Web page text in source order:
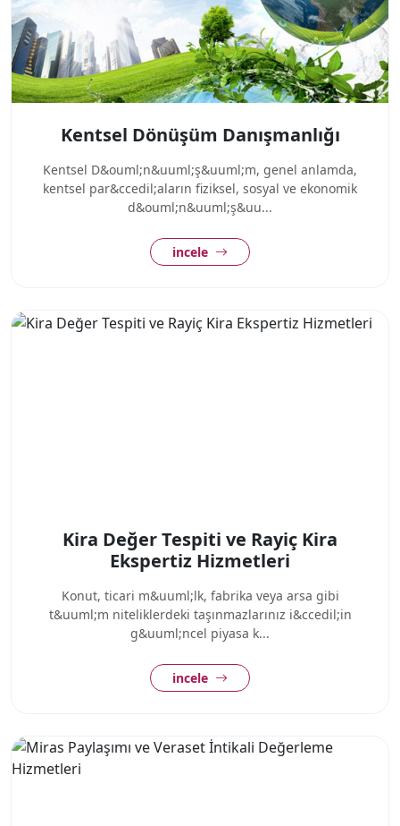
Kentsel Dönüşüm Danışmanlığı
Kentsel D&ouml;n&uuml;ş&uuml;m, genel anlamda,
kentsel par&ccedil;aların fiziksel, sosyal ve ekonomik
d&ouml;n&uuml;ş&uu...
incele
Kira Değer Tespiti ve Rayiç Kira
Ekspertiz Hizmetleri
Konut, ticari m&uuml;lk, fabrika veya arsa gibi
t&uuml;m niteliklerdeki taşınmazlarınız i&ccedil;in
g&uuml;ncel piyasa k...
incele